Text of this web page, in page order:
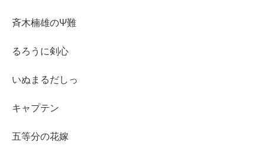
斉木楠雄のΨ難
るろうに剣心
いぬまるだしっ
キャプテン
五等分の花嫁